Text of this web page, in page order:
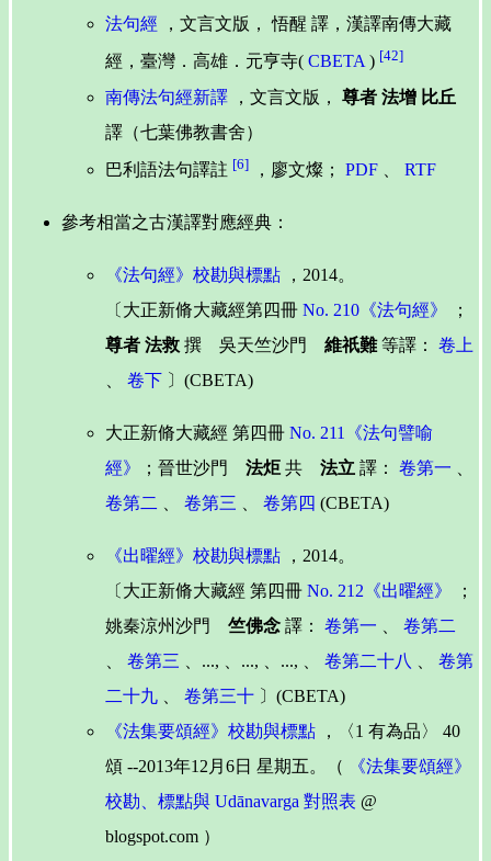
法句經 ，文言文版， 悟醒 譯，漢譯南傳大藏
經，臺灣．高雄．元亨寺( CBETA) [42]
南傳法句經新譯 ，文言文版， 尊者 法增 比丘
譯（七葉佛教書舍）
巴利語法句譯註 [6] ，廖文燦； PDF RTF
參考相當之古漢譯對應經典：
《法句經》校勘與標點 ，2014。
〔大正新脩大藏經第四冊 No. 210《法句經》
；
尊者 法救 撰 吳天竺沙門 維祇難等譯： 卷上
卷下 〕(CBETA)
大正新脩大藏經 第四冊 No. 211《法句譬喻
經》
；晉世沙門 法炬 共 法立 譯： 卷第一
卷第二
卷第三 卷第四 (CBETA)
《出曜經》校勘與標點 ，2014。
〔大正新脩大藏經 第四冊 No. 212《出曜經》
；
姚秦涼州沙門 竺佛念 譯： 卷第一
卷第二
卷第三 、..., 、..., 、..., 、 卷第二十八
卷第
二十九
卷第三十 〕(CBETA)
《法集要頌經》校勘與標點 ，〈1 有為品〉 40
頌 --2013年12月6日 星期五。（
《法集要頌經》
校勘、標點與 Udānavarga 對照表 @
blogspot.com ）